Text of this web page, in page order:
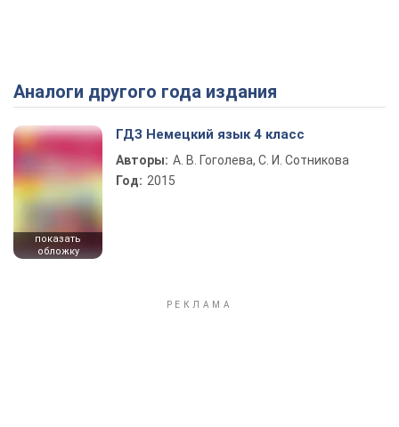
Play Video
Аналоги другого года издания
показать
обложку
ГДЗ Немецкий язык 4 класс
Авторы: А. В. Гоголева, С. И. Сотникова
Год: 2015